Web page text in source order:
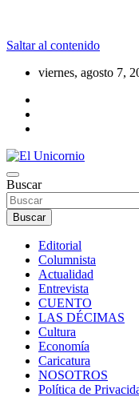
Saltar al contenido
viernes, agosto 7,
El Unicornio
La realidad supera la
Buscar
Buscar
Editorial
Columnista
Actualidad
Entrevista
CUENTO
LAS DÉCIMAS
Cultura
Economía
Caricatura
NOSOTROS
Política de